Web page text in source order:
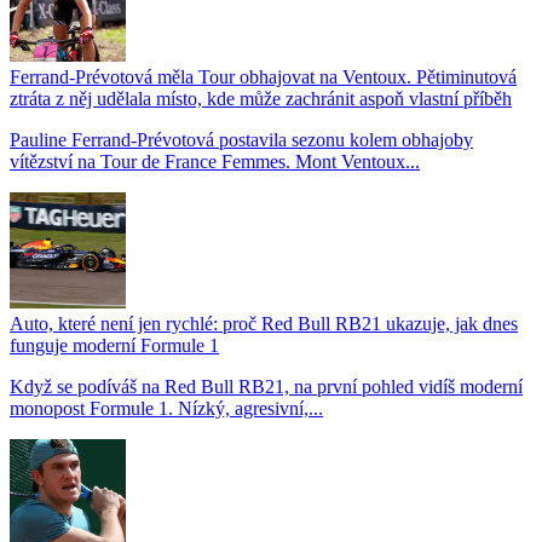
Ferrand-Prévotová měla Tour obhajovat na Ventoux. Pětiminutová
ztráta z něj udělala místo, kde může zachránit aspoň vlastní příběh
Pauline Ferrand-Prévotová postavila sezonu kolem obhajoby
vítězství na Tour de France Femmes. Mont Ventoux...
Auto, které není jen rychlé: proč Red Bull RB21 ukazuje, jak dnes
funguje moderní Formule 1
Když se podíváš na Red Bull RB21, na první pohled vidíš moderní
monopost Formule 1. Nízký, agresivní,...